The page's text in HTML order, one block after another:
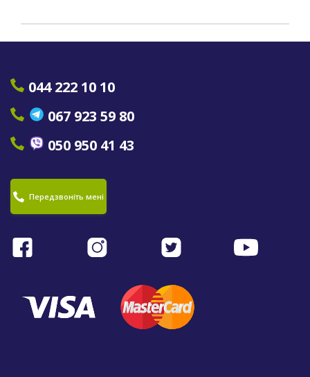
044 222 10 10
067 923 59 80
050 950 41 43
Передзвоніть мені